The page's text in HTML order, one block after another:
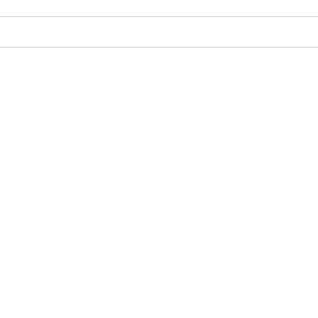
260 Notice: Trying to get property of non-object in
on line 260 0